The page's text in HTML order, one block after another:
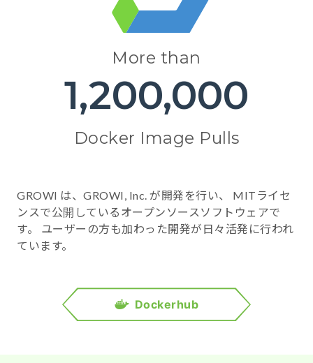
More than
1,200,000
Docker Image Pulls
GROWI は、GROWI, Inc. が開発を行い、
MITライセ
ンスで公開しているオープンソースソフトウェアで
す。 ユーザーの方も加わった開発が日々活発に行われ
ています。
Dockerhub